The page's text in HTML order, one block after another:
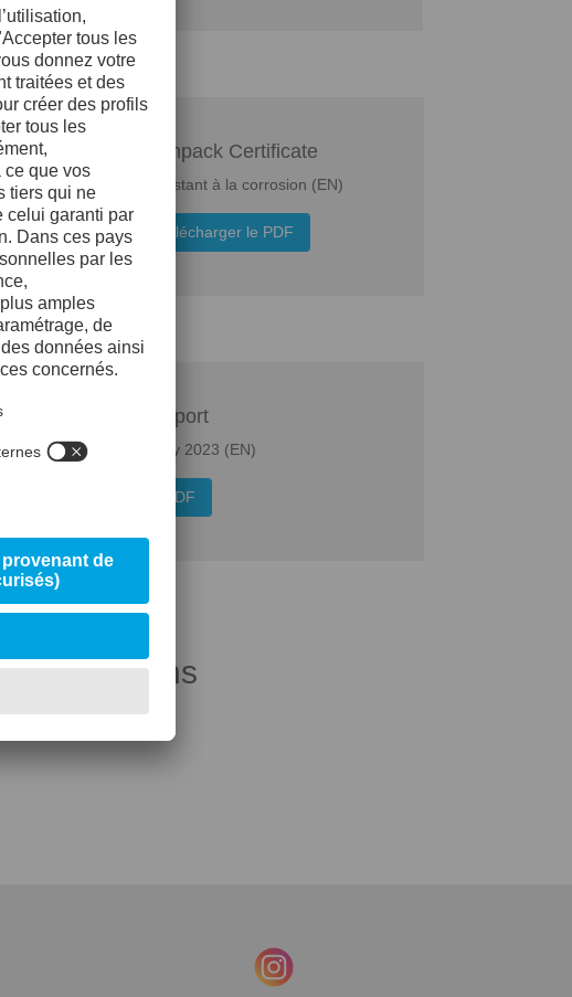
Normpack Certificate
Acier résistant à la corrosion (EN)
Télécharger le PDF
CDP Score Report
Water security 2023 (EN)
Télécharger le PDF
informations